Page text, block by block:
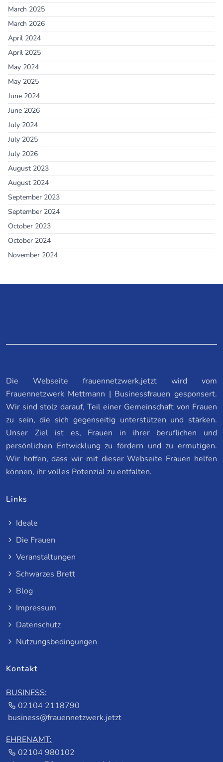
March 2025
March 2026
April 2024
April 2025
May 2024
May 2025
June 2024
June 2026
July 2024
July 2025
July 2026
August 2023
August 2024
September 2023
September 2024
October 2023
October 2024
November 2024
Die Webseite frauennetzwerk.jetzt wird vom
Frauennetzwerk Mettmann | Businessfrauen gesponsert.
Wir sind stolz darauf, Teil einer Gemeinschaft von Frauen
zu sein, die sich gegenseitig unterstützen und stärken.
Unser Ziel ist es, Frauen in ihrer beruflichen und
persönlichen Entwicklung zu fördern und zu ermutigen.
Wir hoffen, dass wir mit dieser Webseite Frauen helfen
können, ihr volles Potenzial zu entfalten.
Links
Ideale
Die Frauen
Veranstaltungen
Schwarzes Brett
Blog
Impressum
Datenschutz
Nutzungsbedingungen
Kontakt
BUSINESS:
02104 2118790
business@frauennetzwerk.jetzt
EHRENAMT:
02104 980102